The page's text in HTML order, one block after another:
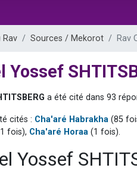
Rav Sources / Mekorot Rav
Yossef
a été cité dans 93
cités : Cha'aré Habrakha (85
fois), Cha'aré Horaa (1 fois).
Yossef